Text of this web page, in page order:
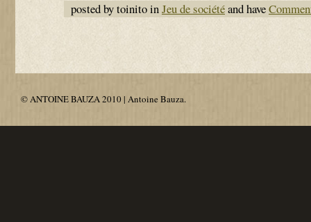
posted by toinito inJeu de sociétéand have
© ANTOINE BAUZA 2010 | Antoine Bauza.